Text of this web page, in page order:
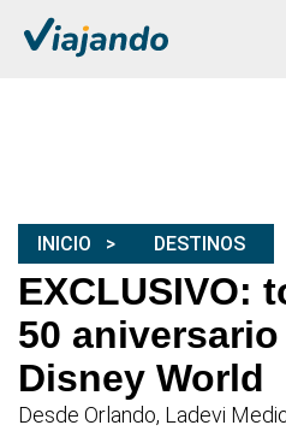
INICIO DESTINOS
EXCLUSIVO:
50
Disney World
Desde Orlando, Ladevi